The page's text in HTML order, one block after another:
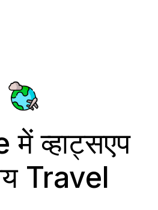
व्हाट्सएप
Travel